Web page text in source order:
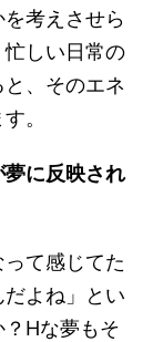
考えさせら
しい日常の
、そのエネ
。
に反映され
って感じてた
よね」とい
Hな夢もそ